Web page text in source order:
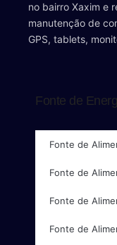
no bairro Xaxim e
manutenção de
GPS, tablets,
Fonte de
Fonte de
Fonte de
Fonte de
Fonte de